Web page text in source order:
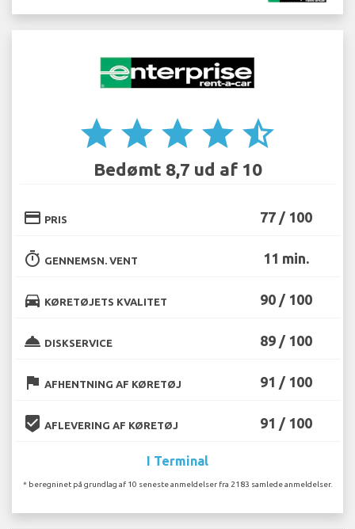
star star star star star_half
Bedømt 8,7 ud af 10
credit_card PRIS 77 / 100
timer GENNEMSN. VENT 11 min.
directions_car KØRETØJETS KVALITET 90 / 100
room_service DISKSERVICE 89 / 100
flag AFHENTNING AF KØRETØJ 91 / 100
beenhere AFLEVERING AF KØRETØJ 91 / 100
I Terminal
* beregninet på grundlag af 10 seneste anmeldelser fra 2183 samlede anmeldelser.